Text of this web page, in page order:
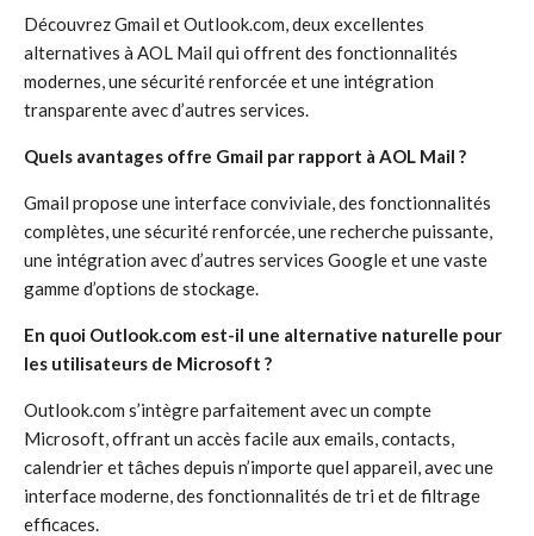
Découvrez Gmail et Outlook.com, deux excellentes
alternatives à AOL Mail qui offrent des fonctionnalités
modernes, une sécurité renforcée et une intégration
transparente avec d’autres services.
Quels avantages offre Gmail par rapport à AOL Mail ?
Gmail propose une interface conviviale, des fonctionnalités
complètes, une sécurité renforcée, une recherche puissante,
une intégration avec d’autres services Google et une vaste
gamme d’options de stockage.
En quoi Outlook.com est-il une alternative naturelle pour
les utilisateurs de Microsoft ?
Outlook.com s’intègre parfaitement avec un compte
Microsoft, offrant un accès facile aux emails, contacts,
calendrier et tâches depuis n’importe quel appareil, avec une
interface moderne, des fonctionnalités de tri et de filtrage
efficaces.